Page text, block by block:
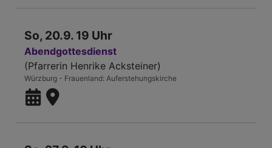
So, 20.9. 19 Uhr
Abendgottesdienst
(Pfarrerin Henrike Acksteiner)
Würzburg - Frauenland Auferstehungskirche